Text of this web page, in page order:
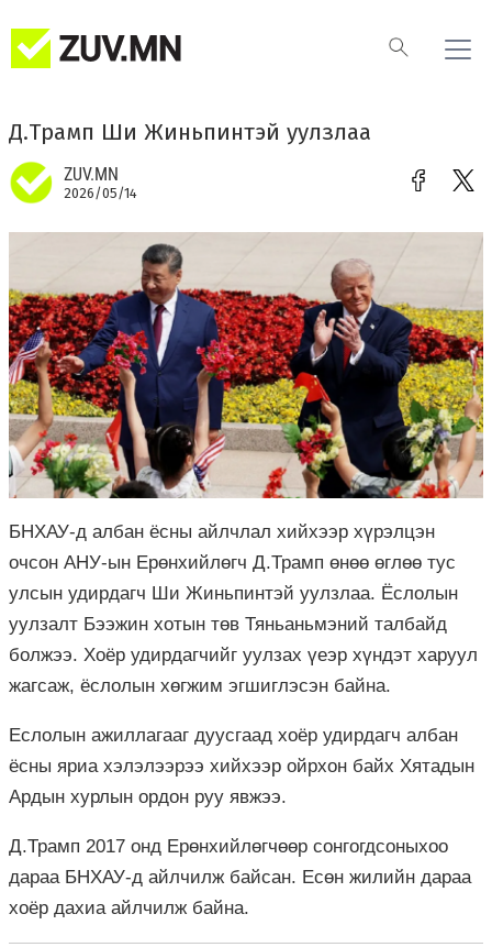
Д.Трамп Ши Жиньпинтэй уулзлаа
ZUV.MN
2026/05/14
БНХАУ-д албан ёсны айлчлал хийхээр хүрэлцэн
очсон АНУ-ын Ерөнхийлөгч Д.Трамп өнөө өглөө тус
улсын удирдагч Ши Жиньпинтэй уулзлаа. Ёслолын
уулзалт Бээжин хотын төв Тяньаньмэний талбайд
болжээ. Хоёр удирдагчийг уулзах үеэр хүндэт харуул
жагсаж, ёслолын хөгжим эгшиглэсэн байна.
Еслолын ажиллагааг дуусгаад хоёр удирдагч албан
ёсны яриа хэлэлээрээ хийхээр ойрхон байх Хятадын
Ардын хурлын ордон руу явжээ.
Д.Трамп 2017 онд Ерөнхийлөгчөөр сонгогдсоныхоо
дараа БНХАУ-д айлчилж байсан. Есөн жилийн дараа
хоёр дахиа айлчилж байна.